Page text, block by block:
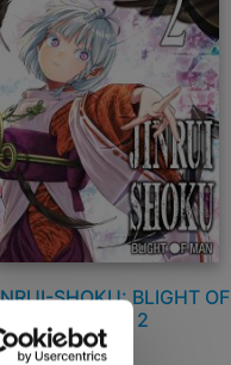
SHOKU: BLIGHT OF
MAN n. 2